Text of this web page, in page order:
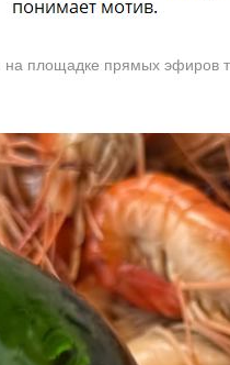
площадке прямых эфиров